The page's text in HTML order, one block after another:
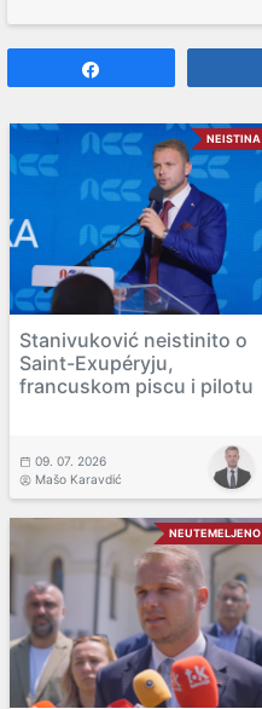
NEISTINA
Stanivuković neistinito o
Saint-Exupéryju,
francuskom piscu i pilotu
09. 07. 2026
Mašo Karavdić
NEUTEMELJENO